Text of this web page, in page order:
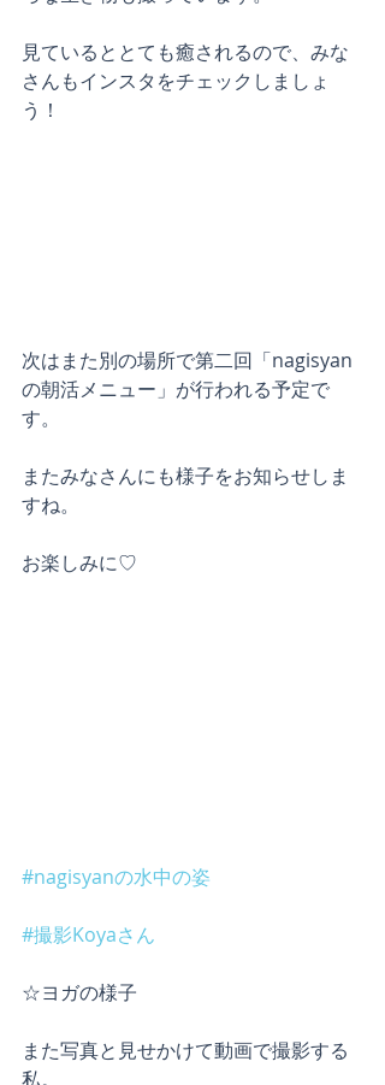
見ているととても癒されるので、みな
さんもインスタをチェックしましょ
う！
次はまた別の場所で第二回「nagisyan
の朝活メニュー」が行われる予定で
す。
またみなさんにも様子をお知らせしま
すね。
お楽しみに♡
#nagisyanの水中の姿
#撮影Koyaさん
☆ヨガの様子
また写真と見せかけて動画で撮影する
私。